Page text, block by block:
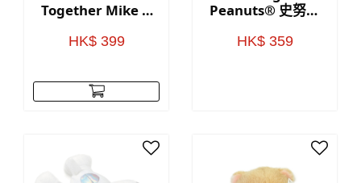
Together Mike &
HK$ 399
Peanuts® 史努比
公仔
HK$ 359